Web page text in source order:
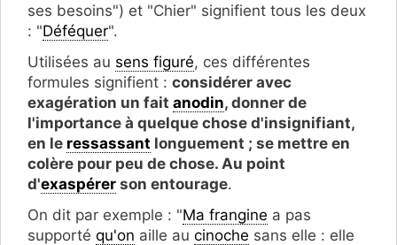
ses besoins") et "Chier" signifient tous les deux
: "Déféquer".
Utilisées au sens figuré, ces différentes
formules signifient : considérer avec
exagération un fait anodin, donner de
l'importance à quelque chose d'insignifiant,
en le ressassant longuement ; se mettre en
colère pour peu de chose. Au point
d'exaspérer son entourage.
On dit par exemple : "Ma frangine a pas
supporté qu'on aille au cinoche sans elle : elle